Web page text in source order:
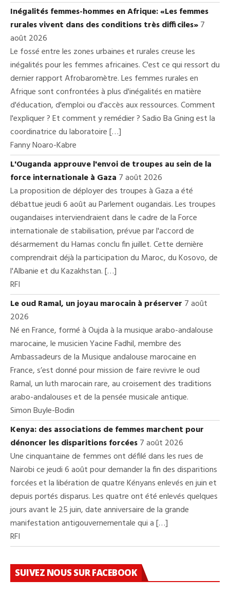
Inégalités femmes-hommes en Afrique: «Les femmes
rurales vivent dans des conditions très difficiles»7
août 2026
Le fossé entre les zones urbaines et rurales creuse les
inégalités pour les femmes africaines. C'est ce qui ressort du
dernier rapport Afrobaromètre. Les femmes rurales en
Afrique sont confrontées à plus d'inégalités en matière
d'éducation, d'emploi ou d'accès aux ressources. Comment
l'expliquer ? Et comment y remédier ? Sadio Ba Gning est la
coordinatrice du laboratoire […]
Fanny Noaro-Kabre
L'Ouganda approuve l'envoi de troupes au sein de la
force internationale à Gaza 7 août 2026
La proposition de déployer des troupes à Gaza a été
débattue jeudi 6 août au Parlement ougandais. Les troupes
ougandaises interviendraient dans le cadre de la Force
internationale de stabilisation, prévue par l'accord de
désarmement du Hamas conclu fin juillet. Cette dernière
comprendrait déjà la participation du Maroc, du Kosovo, de
l'Albanie et du Kazakhstan. […]
RFI
Le oud Ramal, un joyau marocain à préserver 7 août
2026
Né en France, formé à Oujda à la musique arabo-andalouse
marocaine, le musicien Yacine Fadhil, membre des
Ambassadeurs de la Musique andalouse marocaine en
France, s’est donné pour mission de faire revivre le oud
Ramal, un luth marocain rare, au croisement des traditions
arabo-andalouses et de la pensée musicale antique.
Simon Buyle-Bodin
Kenya: des associations de femmes marchent pour
dénoncer les disparitions forcées7 août 2026
Une cinquantaine de femmes ont défilé dans les rues de
Nairobi ce jeudi 6 août pour demander la fin des disparitions
forcées et la libération de quatre Kényans enlevés en juin et
depuis portés disparus. Les quatre ont été enlevés quelques
jours avant le 25 juin, date anniversaire de la grande
manifestation antigouvernementale qui a […]
RFI
SUIVEZ NOUS SUR FACEBOOK